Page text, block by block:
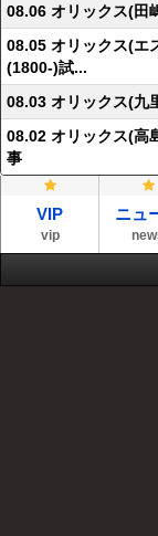
08.06 オリックス(田
08.05 オリックス(エ
(1800-)試...
08.03 オリックス(九
08.02 オリックス(高
事
VIP
vip
ニュ